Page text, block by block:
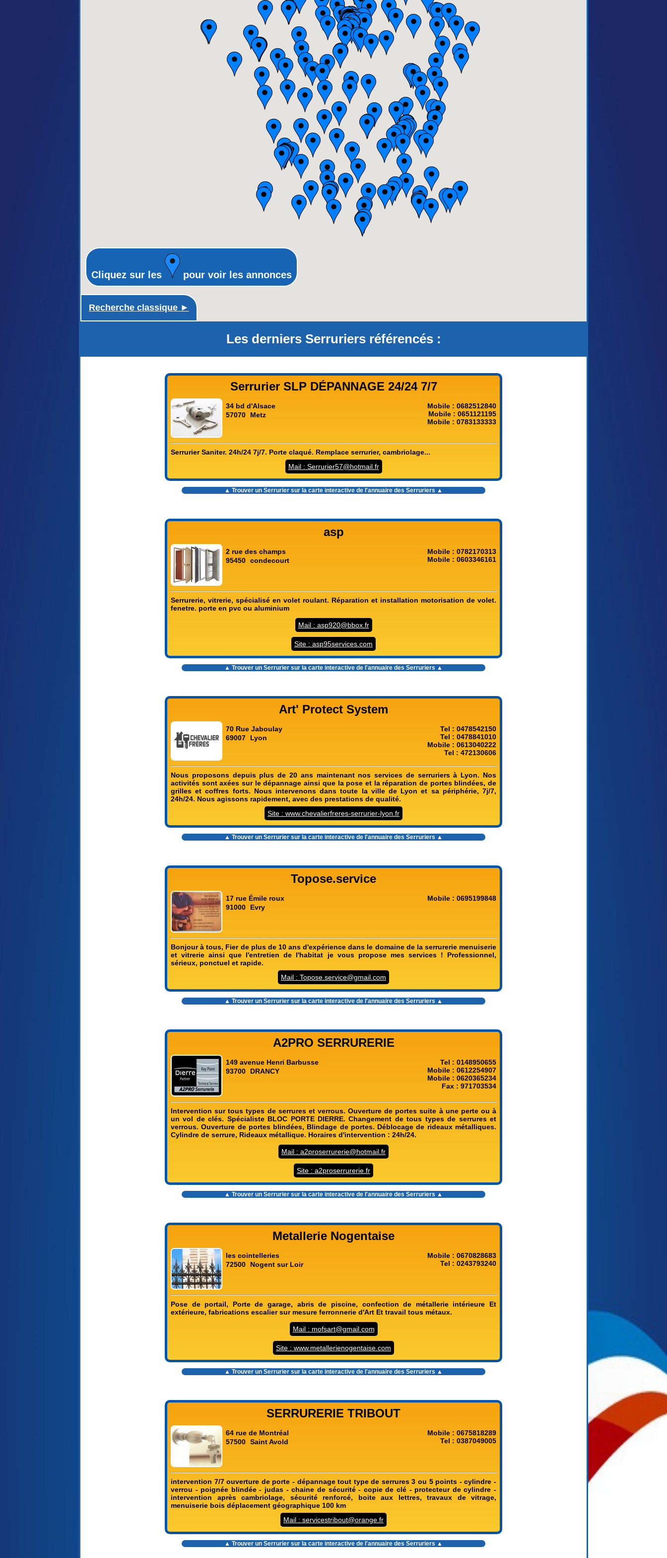
Bourgogne
Bretagne
Centre
Champagne-Ardenne
Franche-Comté
Haute-Normandie
Ile-de-France
Languedoc-Roussillon
Limousin
Lorraine
Midi-Pyrénées
Nord-Pas-de-Calais
Pays-de-la-Loire
Picardie
Poitou-Charentes
Provence-Alpes-Côte-d'Azur(paca)
Recherche classique ►
Cliquez sur les pour voir les annonces
Les derniers Serruriers référencés :
Serrurier SLP DÉPANNAGE 24/24 7/7
34 bd d'Alsace
57070
Metz
Mobile : 0682512840
Mobile : 0651121195
Mobile : 0783133333
Serrurier Saniter. 24h/24 7j/7. Porte claqué. Remplace serrurier, cambriolage...
Mail : Serrurier57@hotmail.fr
▲ Trouver un Serrurier sur la carte interactive de l'annuaire des Serruriers ▲
asp
2 rue des champs
95450 condecourt
Mobile : 0782170313
Mobile : 0603346161
Serrurerie, vitrerie, spécialisé en volet roulant. Réparation et installation motorisation de volet.
fenetre. porte en pvc ou aluminium
Mail : asp920@bbox.fr
Site : asp95services.com
▲ Trouver un Serrurier sur la carte interactive de l'annuaire des Serruriers ▲
Art' Protect System
70 Rue Jaboulay
69007
Lyon
Tel : 0478542150
Tel : 0478841010
Mobile : 0613040222
Tel : 472130606
Nous proposons depuis plus de 20 ans maintenant nos services de serruriers à Lyon. Nos
activités sont axées sur le dépannage ainsi que la pose et la réparation de portes blindées, de
grilles et coffres forts. Nous intervenons dans toute la ville de Lyon et sa périphérie, 7j/7,
24h/24. Nous agissons rapidement, avec des prestations de qualité.
Site : www.chevalierfreres-serrurier-lyon.fr
▲ Trouver un Serrurier sur la carte interactive de l'annuaire des Serruriers ▲
Topose.service
17 rue Émile roux
91000
Evry
Mobile : 0695199848
Bonjour à tous, Fier de plus de 10 ans d'expérience dans le domaine de la serrurerie menuiserie
et vitrerie ainsi que l'entretien de l'habitat je vous propose mes services ! Professionnel,
sérieux, ponctuel et rapide.
Mail : Topose.service@gmail.com
▲ Trouver un Serrurier sur la carte interactive de l'annuaire des Serruriers ▲
A2PRO SERRURERIE
149 avenue Henri Barbusse
93700
DRANCY
Tel : 0148950655
Mobile : 0612254907
Mobile : 0620365234
Fax : 971703534
Intervention sur tous types de serrures et verrous. Ouverture de portes suite à une perte ou à
un vol de clés. Spécialiste BLOC PORTE DIERRE. Changement de tous types de serrures et
verrous. Ouverture de portes blindées, Blindage de portes. Déblocage de rideaux métalliques.
Cylindre de serrure, Rideaux métallique. Horaires d'intervention : 24h/24.
Mail : a2proserrurerie@hotmail.fr
Site : a2proserrurerie.fr
▲ Trouver un Serrurier sur la carte interactive de l'annuaire des Serruriers ▲
Metallerie Nogentaise
les cointelleries
72500
Nogent sur Loir
Mobile : 0670828683
Tel : 0243793240
Pose de portail, Porte de garage, abris de piscine, confection de métallerie intérieure Et
extérieure, fabrications escalier sur mesure ferronnerie d'Art Et travail tous métaux.
Mail : mofsart@gmail.com
Site : www.metallerienogentaise.com
▲ Trouver un Serrurier sur la carte interactive de l'annuaire des Serruriers ▲
SERRURERIE TRIBOUT
64 rue de Montréal
57500 Saint Avold
Mobile : 0675818289
Tel : 0387049005
intervention 7/7 ouverture de porte - dépannage tout type de serrures 3 ou 5 points - cylindre -
verrou - poignée blindée - judas - chaine de sécurité - copie de clé - protecteur de cylindre -
intervention après cambriolage, sécurité renforcé, boite aux lettres, travaux de vitrage,
menuiserie bois déplacement géographique 100 km
Mail : servicestribout@orange.fr
▲ Trouver un Serrurier sur la carte interactive de l'annuaire des Serruriers ▲